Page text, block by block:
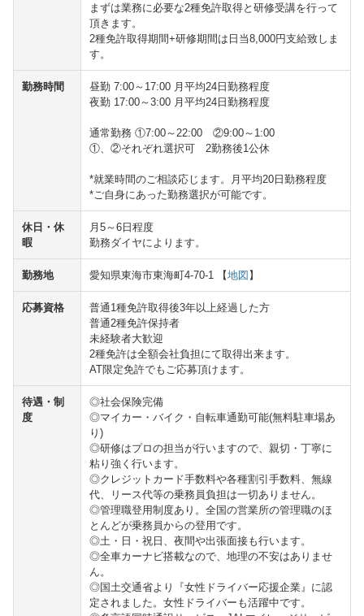
まずは業務に必要な2種免許取得と研修受講を行って
頂きます。
2種免許取得期間+研修期間は日当8,000円支給致しま
す。
勤務時間
昼勤 7:00～17:00 月平均24日勤務程度
夜勤 17:00～3:00 月平均24日勤務程度
通常勤務 ①7:00～22:00 ②9:00～1:00
①、②それぞれ選択可 2勤務後1公休
*就業時間のご相談応じます。月平均20日勤務程度
*ご自身にあった勤務選択が可能です。
休日・休
暇
月5～6日程度
勤務ダイヤによります。
勤務地 愛知県東海市東海町4-70-1 【地図】
応募資格
普通1種免許取得後3年以上経過した方
普通2種免許保持者
未経験者大歓迎
2種免許は全額会社負担にて取得出来ます。
AT限定免許でもご応募頂けます。
待遇・制
度
◎社会保険完備
◎マイカー・バイク・自転車通勤可能(無料駐車場あ
り)
◎研修はプロの担当が行いますので、親切・丁寧に
粘り強く行います。
◎クレジットカード手数料や各種割引手数料、無線
代、リース代等の乗務員負担は一切ありません。
◎管理職登用制度あり。全国の営業所の管理職のほ
とんどが乗務員からの登用です。
◎土・日・祝日、夜間や出張面接も行います。
◎全車カーナビ搭載なので、地理の不安はありませ
ん。
◎国土交通省より『女性ドライバー応援企業』に認
定されました。女性ドライバーも活躍中です。